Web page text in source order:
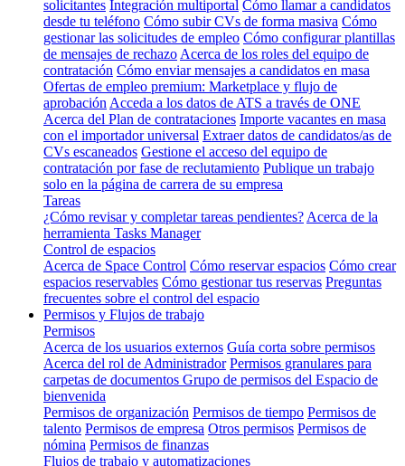
solicitantes Integración multiportal Cómo llamar a candidatos
desde tu teléfono Cómo subir CVs de forma masiva Cómo
gestionar las solicitudes de empleo Cómo configurar plantillas
de mensajes de rechazo Acerca de los roles del equipo de
contratación Cómo enviar mensajes a candidatos en masa
Ofertas de empleo premium: Marketplace y flujo de
aprobación Acceda a los datos de ATS a través de ONE
Acerca del Plan de contrataciones Importe vacantes en masa
con el importador universal Extraer datos de candidatos/as de
CVs escaneados Gestione el acceso del equipo de
contratación por fase de reclutamiento Publique un trabajo
solo en la página de carrera de su empresa
Tareas
¿Cómo revisar y completar tareas pendientes? Acerca de la
herramienta Tasks Manager
Control de espacios
Acerca de Space Control Cómo reservar espacios Cómo crear
espacios reservables Cómo gestionar tus reservas Preguntas
frecuentes sobre el control del espacio
Permisos y Flujos de trabajo
Permisos
Acerca de los usuarios externos Guía corta sobre permisos
Acerca del rol de Administrador Permisos granulares para
carpetas de documentos Grupo de permisos del Espacio de
bienvenida
Permisos de organización Permisos de tiempo Permisos de
talento Permisos de empresa Otros permisos Permisos de
nómina Permisos de finanzas
Flujos de trabajo y automatizaciones